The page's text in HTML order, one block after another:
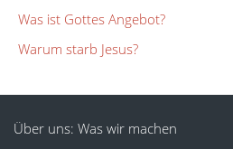
Was ist Gottes Angebot?
Warum starb Jesus?
Über uns: Was wir machen